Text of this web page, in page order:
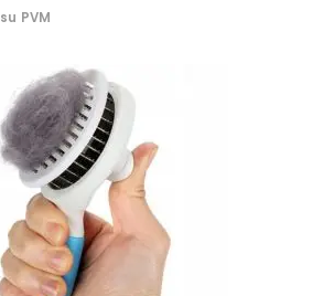
su PVM